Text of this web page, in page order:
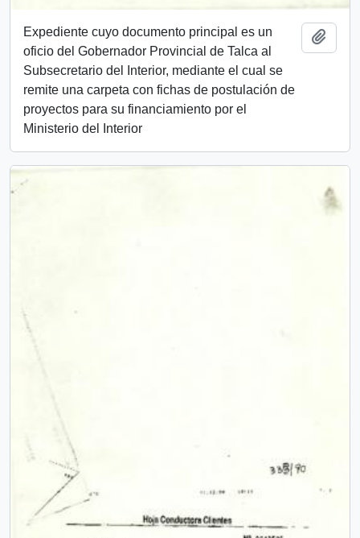
Expediente cuyo documento principal es un
oficio del Gobernador Provincial de Talca al
Subsecretario del Interior, mediante el cual se
remite una carpeta con fichas de postulación de
proyectos para su financiamiento por el
Ministerio del Interior